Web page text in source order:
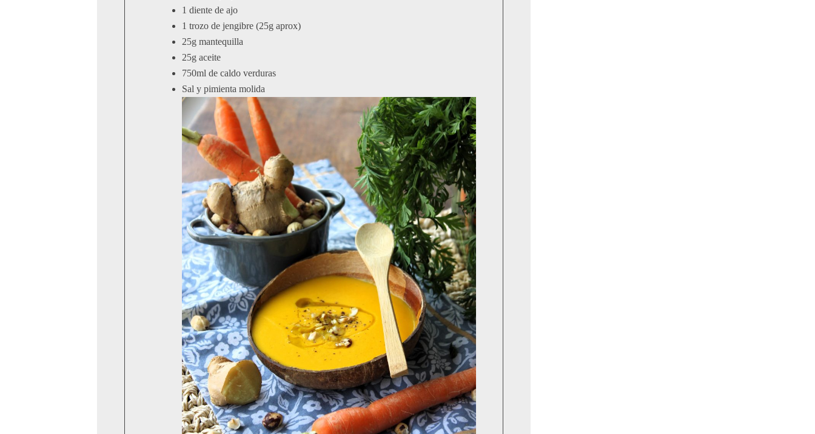
1 diente de ajo
1 trozo de jengibre (25g aprox)
25g mantequilla
25g aceite
750ml de caldo verduras
Sal y pimienta molida